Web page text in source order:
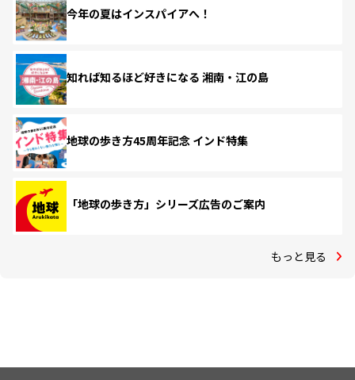
今年の夏はインスパイアへ！
知れば知るほど好きになる 湘南・江の島
地球の歩き方45周年記念 インド特集
「地球の歩き方」シリーズ広告のご案内
もっと見る